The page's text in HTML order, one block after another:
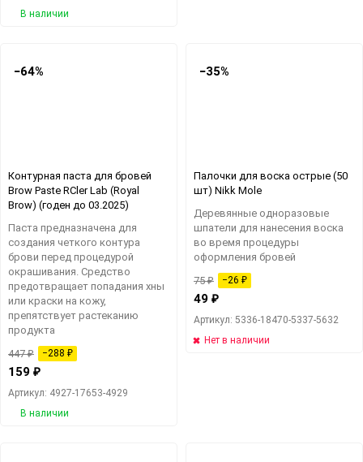
В наличии
−64%
Контурная паста для бровей
Brow Paste RCler Lab (Royal
Brow) (годен до 03.2025)
Паста предназначена для
создания четкого контура
брови перед процедурой
окрашивания. Средство
предотвращает попадания хны
или краски на кожу,
препятствует растеканию
продукта
447₽ −288 ₽
159 ₽
Артикул: 4927-17653-4929
В наличии
−35%
Палочки для воска острые (50
шт) Nikk Mole
Деревянные одноразовые
шпатели для нанесения воска
во время процедуры
оформления бровей
75₽ −26 ₽
49 ₽
Артикул: 5336-18470-5337-5632
Нет в наличии